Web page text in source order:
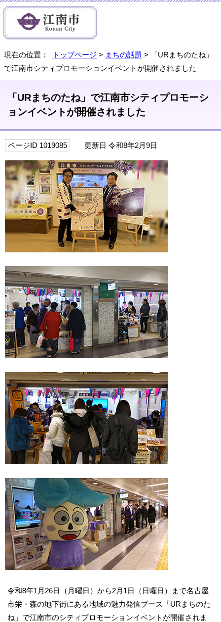
現在の位置： トップページ > まちの話題 > 「URまちのたね」
で江南市シティプロモーションイベントが開催されました
「URまちのたね」で江南市シティプロモーシ
ョンイベントが開催されました
ページID 1019085 更新日 令和8年2月9日
令和8年1月26日（月曜日）から2月1日（日曜日）まで名古屋
市栄・森の地下街にある地域の魅力発信ブース「URまちのた
ね」で江南市のシティプロモーションイベントが開催されま